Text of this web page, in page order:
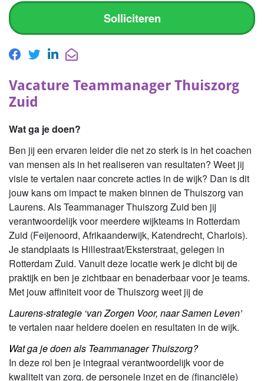
Solliciteren
Vacature Teammanager Thuiszorg
Zuid
Wat ga je doen?
Ben jij een ervaren leider die net zo sterk is in het coachen
van mensen als in het realiseren van resultaten? Weet jij
visie te vertalen naar concrete acties in de wijk? Dan is dit
jouw kans om impact te maken binnen de Thuiszorg van
Laurens. Als Teammanager Thuiszorg Zuid ben jij
verantwoordelijk voor meerdere wijkteams in Rotterdam
Zuid (Feijenoord, Afrikaanderwijk, Katendrecht, Charlois).
Je standplaats is Hillestraat/Eksterstraat, gelegen in
Rotterdam Zuid. Vanuit deze locatie werk je dicht bij de
praktijk en ben je zichtbaar en benaderbaar voor je teams.
Met jouw affiniteit voor de Thuiszorg weet jij de
Laurens-strategie ‘van Zorgen Voor, naar Samen Leven’
te vertalen naar heldere doelen en resultaten in de wijk.
Wat ga je doen als Teammanager Thuiszorg?
In deze rol ben je integraal verantwoordelijk voor de
kwaliteit van zorg, de personele inzet en de (financiële)